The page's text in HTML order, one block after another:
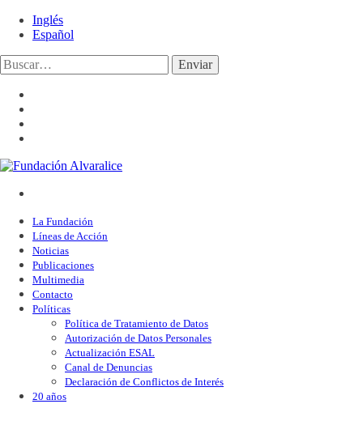
Inglés
Español
Enviar
La Fundación
Líneas de Acción
Noticias
Publicaciones
Multimedia
Contacto
Políticas
Política de Tratamiento de Datos
Autorización de Datos Personales
Actualización ESAL
Canal de Denuncias
Declaración de Conflictos de Interés
20 años